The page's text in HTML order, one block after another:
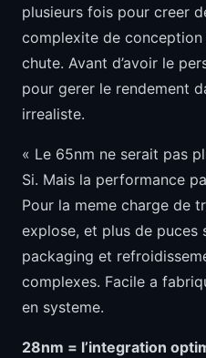
plusieurs fois pour creer
complexite de
chute. Avant d’avoir le
pour gerer le rendement
irrealiste.
« Le 65nm ne serait pas
Si. Mais la performance
Pour la meme charge de
explose, et plus de puces
packaging et
complexes. Facile a
en systeme.
28nm = l’integration